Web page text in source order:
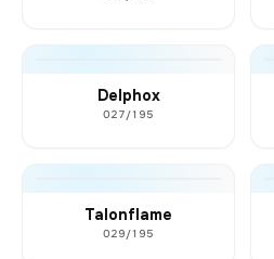
Delphox
027/195
Talonflame
029/195